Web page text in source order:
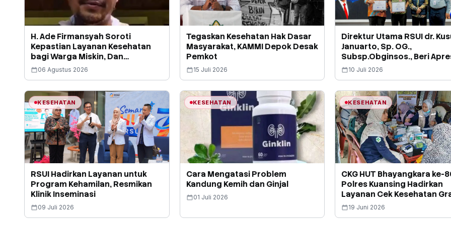
H. Ade Firmansyah Soroti
Kepastian Layanan Kesehatan
bagi Warga Miskin, Dan
Perjuangkan Depok Kembali Raih
Predikat UHC
06 Agustus 2026
Tegaskan Kesehatan Hak Dasar
Masyarakat, KAMMI Depok Desak
Pemkot
15 Juli 2026
Direktur Utama RSUI dr.
Januarto, Sp. OG.,
Subsp.Obginsos., Beri
Atas Kolaborasi Bersama
10 Juli 2026
KESEHATAN
RSUI Hadirkan Layanan untuk
Program Kehamilan, Resmikan
Klinik Inseminasi
09 Juli 2026
KESEHATAN
Cara Mengatasi Problem
Kandung Kemih dan Ginjal
01 Juli 2026
KESEHATAN
CKG HUT Bhayangkara ke-
Polres Kuansing Hadirkan
Layanan Cek Kesehatan
bagi Warga Pangean
19 Juni 2026